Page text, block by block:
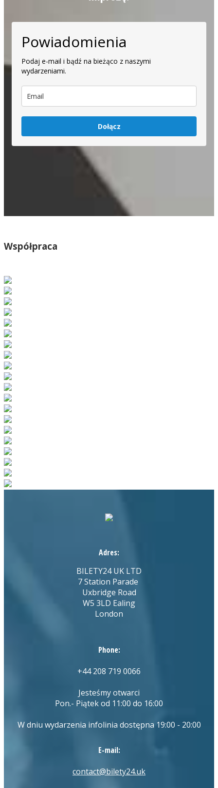
Powiadomienia
Podaj e-mail i bądź na bieżąco z naszymi
wydarzeniami.
Dołącz
Współpraca
Adres:
BILETY24 UK LTD
7 Station Parade
Uxbridge Road
W5 3LD Ealing
London
Phone:
+44 208 719 0066
Jesteśmy otwarci
Pon.- Piątek od 11:00 do 16:00
W dniu wydarzenia infolinia dostępna 19:00 - 20:00
E-mail:
contact@bilety24.uk